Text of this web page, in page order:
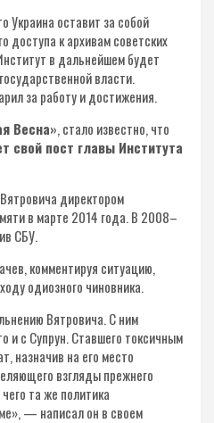
Украина оставит за собой
доступа к архивам советских
в дальнейшем будет
власти.
за работу и достижения.
Весна», стало известно, что
свой пост главы Института
директором
в марте 2014 года. В 2008–
СБУ.
комментируя ситуацию,
одиозного чиновника.
Вятровича. С ним
и с Супрун. Ставшего токсичным
назначив на его место
взгляды прежнего
та же политика
— написал он в своем